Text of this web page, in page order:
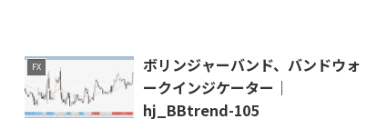
FX
ボリンジャーバンド、バンドウォ
ークインジケーター｜
hj_BBtrend-105